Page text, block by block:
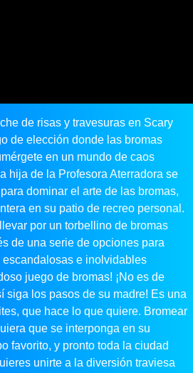
de risas y travesuras en Scary
de elección donde las bromas
en un mundo de caos
hija de la Profesora Aterradora se
dominar el arte de las bromas,
en su patio de recreo personal.
por un torbellino de bromas
de una serie de opciones para
e inolvidables
juego de bromas! ¡No es de
siga los pasos de su madre! Es una
que hace lo que quiere. Bromear
que se interponga en su
favorito, y pronto toda la ciudad
unirte a la diversión traviesa